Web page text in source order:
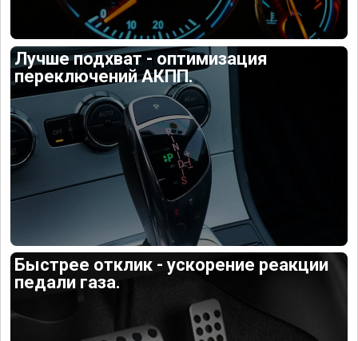
Лучше подхват - оптимизация
переключений АКПП.
Быстрее отклик - ускорение реакции
педали газа.